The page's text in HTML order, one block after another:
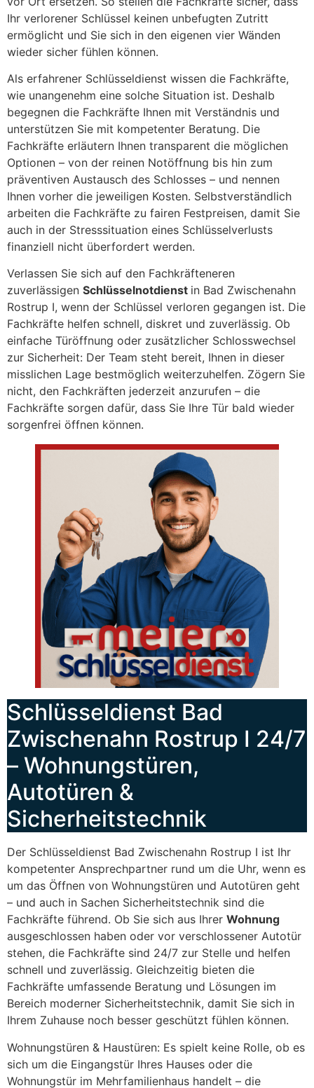
Ihr verlorener Schlüssel keinen unbefugten Zutritt
ermöglicht und Sie sich in den eigenen vier Wänden
wieder sicher fühlen können.
Als erfahrener Schlüsseldienst wissen die Fachkräfte,
wie unangenehm eine solche Situation ist. Deshalb
begegnen die Fachkräfte Ihnen mit Verständnis und
unterstützen Sie mit kompetenter Beratung. Die
Fachkräfte erläutern Ihnen transparent die möglichen
Optionen – von der reinen Notöffnung bis hin zum
präventiven Austausch des Schlosses – und nennen
Ihnen vorher die jeweiligen Kosten. Selbstverständlich
arbeiten die Fachkräfte zu fairen Festpreisen, damit Sie
auch in der Stresssituation eines Schlüsselverlusts
finanziell nicht überfordert werden.
Verlassen Sie sich auf den Fachkräfteneren
zuverlässigen Schlüsselnotdienst in Bad Zwischenahn
Rostrup I, wenn der Schlüssel verloren gegangen ist. Die
Fachkräfte helfen schnell, diskret und zuverlässig. Ob
einfache Türöffnung oder zusätzlicher Schlosswechsel
zur Sicherheit: Der Team steht bereit, Ihnen in dieser
misslichen Lage bestmöglich weiterzuhelfen. Zögern Sie
nicht, den Fachkräften jederzeit anzurufen – die
Fachkräfte sorgen dafür, dass Sie Ihre Tür bald wieder
sorgenfrei öffnen können.
Schlüsseldienst Bad
Zwischenahn Rostrup I 24/7
– Wohnungstüren,
Autotüren &
Sicherheitstechnik
Der Schlüsseldienst Bad Zwischenahn Rostrup I ist Ihr
kompetenter Ansprechpartner rund um die Uhr, wenn es
um das Öffnen von Wohnungstüren und Autotüren geht
– und auch in Sachen Sicherheitstechnik sind die
Fachkräfte führend. Ob Sie sich aus Ihrer Wohnung
ausgeschlossen haben oder vor verschlossener Autotür
stehen, die Fachkräfte sind 24/7 zur Stelle und helfen
schnell und zuverlässig. Gleichzeitig bieten die
Fachkräfte umfassende Beratung und Lösungen im
Bereich moderner Sicherheitstechnik, damit Sie sich in
Ihrem Zuhause noch besser geschützt fühlen können.
Wohnungstüren & Haustüren: Es spielt keine Rolle, ob es
sich um die Eingangstür Ihres Hauses oder die
Wohnungstür im Mehrfamilienhaus handelt – die